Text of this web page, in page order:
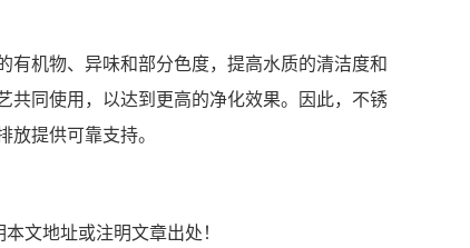
机物、异味和部分色度，提高水质的清洁度和
共同使用，以达到更高的净化效果。因此，不锈
提供可靠支持。
文地址或注明文章出处！